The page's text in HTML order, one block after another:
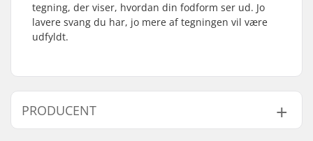
tegning, der viser, hvordan din fodform ser ud. Jo
lavere svang du har, jo mere af tegningen vil være
udfyldt.
PRODUCENT